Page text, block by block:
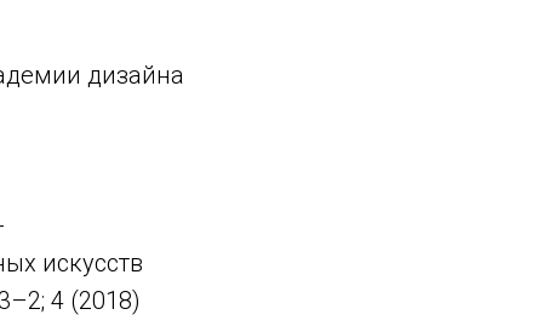
дизайна
искусств
4 (2018)